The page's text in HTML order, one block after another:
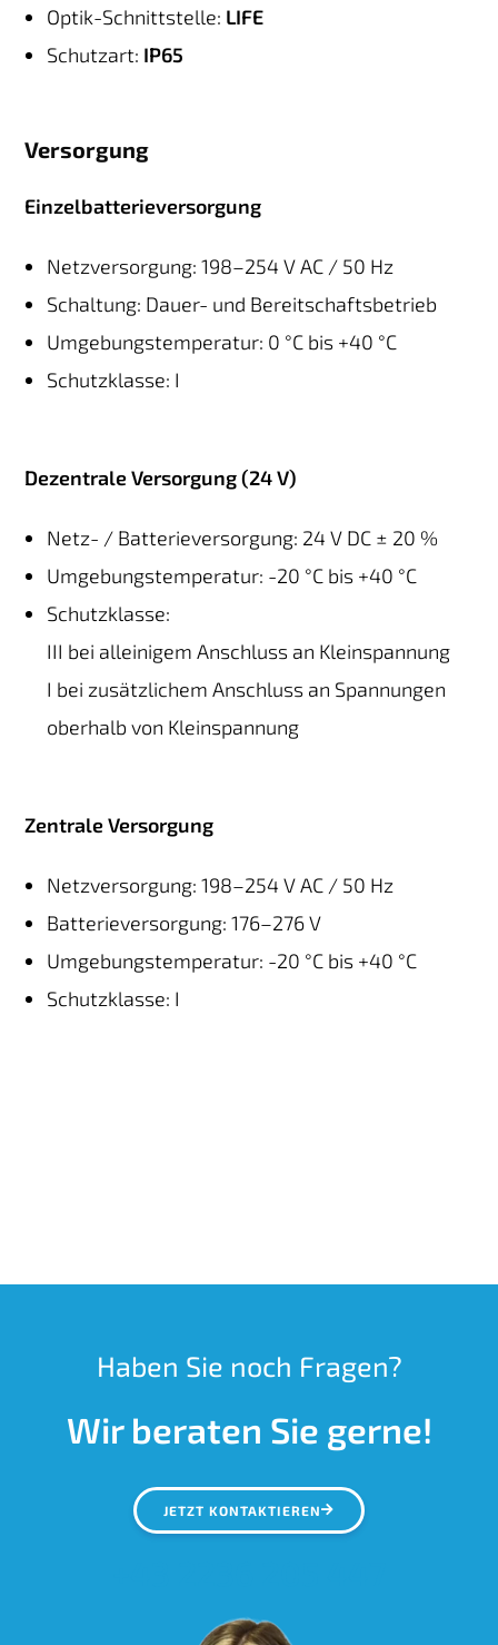
Optik-Schnittstelle: LIFE
Schutzart: IP65
Versorgung
Einzelbatterieversorgung
Netzversorgung: 198–254 V AC / 50 Hz
Schaltung: Dauer- und Bereitschaftsbetrieb
Umgebungstemperatur: 0 °C bis +40 °C
Schutzklasse: I
Dezentrale Versorgung (24 V)
Netz- / Batterieversorgung: 24 V DC ± 20 %
Umgebungstemperatur: -20 °C bis +40 °C
Schutzklasse:
III bei alleinigem Anschluss an Kleinspannung
I bei zusätzlichem Anschluss an Spannungen
oberhalb von Kleinspannung
Zentrale Versorgung
Netzversorgung: 198–254 V AC / 50 Hz
Batterieversorgung: 176–276 V
Umgebungstemperatur: -20 °C bis +40 °C
Schutzklasse: I
Haben Sie noch Fragen?
Wir beraten Sie gerne!
JETZT KONTAKTIEREN